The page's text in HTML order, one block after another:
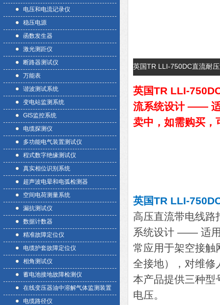
电压和电流记录仪
稳压电源
函数发生器
激光测距仪
断路器测试仪
万能表
谐波测试系统
变电站监测系统
GIS监控系统
电缆探测仪
多功能电气装置测试仪
程式数字绝缘测试仪
真实相位识别系统
超声波电晕和电弧检测器
空间电荷测量系统
漏抗测试仪
数据计数器
精准故障定位仪
电缆护套故障定位仪
相角测试仪
蓄电池接地故障检测仪
在线变压器油中溶解气体监测装置
电缆路径仪
英国TR LLI-750DC直流耐
英国TR LLI-
流系统设计 —— 适
卖中，如需购买
英国TR LLI-
高压直流带电线路
系统设计 —— 适用
常应用于架空接触
全接地），对维修
本产品提供三种
电压。